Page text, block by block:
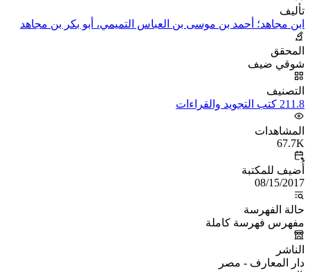
تأليف
ابن مجاهد؛ أحمد بن موسى بن العباس التميمي، أبو بكر بن مجاهد
المحقق
شوقي ضيف
التصنيف
211.8 كتب التجويد والقراءات
المشاهدات
67.7K
أُضيف للمكتبة
08/15/2017
حالة الفهرسة
مفهرس فهرسة كاملة
الناشر
دار المعارف - مصر